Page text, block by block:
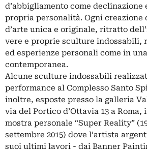
d’abbigliamento come declinazione
propria personalità. Ogni creazione
d’arte unica e originale, ritratto
vere e proprie sculture indossabili,
ed esperienze personali come in
contemporanea.
Alcune sculture indossabili
performance al Complesso Santo
inoltre, esposte presso la galleria
via del Portico d’Ottavia 13 a
mostra personale “Super Reality”
settembre 2015) dove l’artista
suoi ultimi lavori - dai Banner